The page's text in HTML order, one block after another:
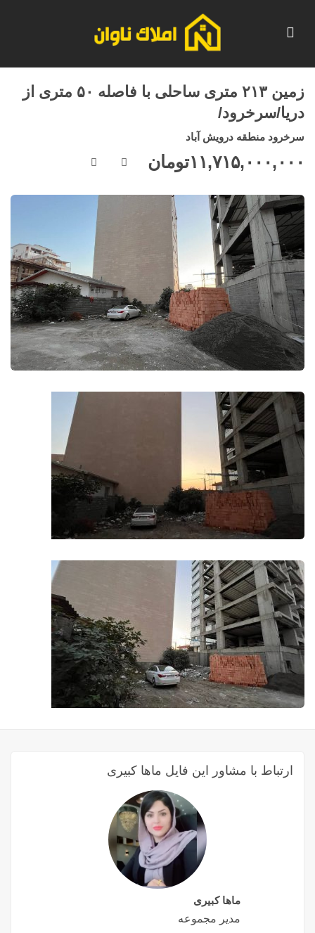
زمین ۲۱۳ متری ساحلی با فاصله ۵۰ متری از
دریا/سرخرود/
سرخرود منطقه درویش آباد
۱۱,۷۱۵,۰۰۰,۰۰۰تومان
ارتباط با مشاور این فایل ماها کبیری
ماها کبیری
مدیر مجموعه